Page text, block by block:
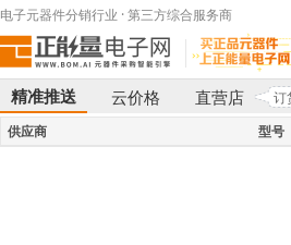
电子元器件分销行业 · 第三方综合服务商
精准推送 云价格 直营店 订
供应商 型号
}